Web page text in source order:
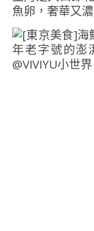
魚卵，奢華又濃